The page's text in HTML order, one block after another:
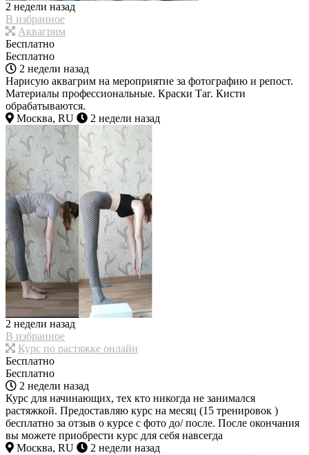
2 недели назад
В избранное
Аквагрим
Бесплатно
Бесплатно
2 недели назад
Нарисую аквагрим на мероприятие за фотографию и репост.
Материалы профессиональные. Краски Таг. Кисти
обрабатываются.
Москва, RU
2 недели назад
2 недели назад
В избранное
Курс по растяжке онлайн
Бесплатно
Бесплатно
2 недели назад
Курс для начинающих, тех кто никогда не занимался
растяжкой. Предоставляю курс на месяц (15 тренировок )
бесплатно за отзыв о курсе с фото до/ после. После окончания
вы можете приобрести курс для себя навсегда
Москва, RU
2 недели назад